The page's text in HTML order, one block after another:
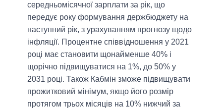
середньомісячної зарплати за рік, що
передує року формування держбюджету на
наступний рік, з урахуванням прогнозу щодо
інфляції. Процентне співвідношення у 2021
році має становити щонайменше 40% і
щорічно підвищуватися на 1%, до 50% у
2031 році. Також Кабмін зможе підвищувати
прожитковий мінімум, якщо його розмір
протягом трьох місяців на 10% нижчий за